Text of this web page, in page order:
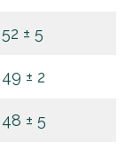
52 ± 5
49 ± 2
48 ± 5